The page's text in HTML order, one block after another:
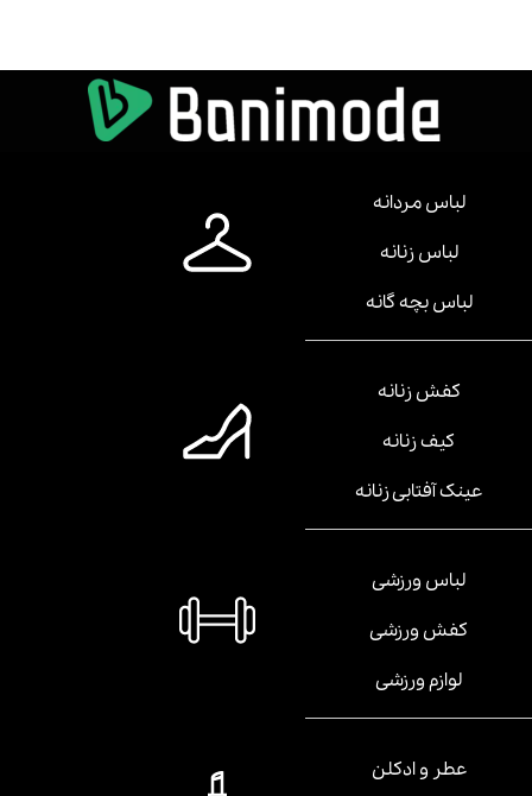
لباس مردانه
لباس زنانه
لباس بچه گانه
کفش زنانه
کیف زنانه
عینک آفتابی زنانه
لباس ورزشی
کفش ورزشی
لوازم ورزشی
عطر و ادکلن